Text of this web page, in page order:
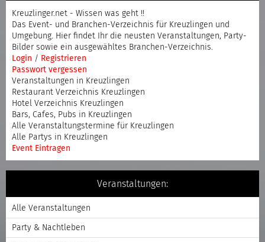
Kreuzlinger.net - Wissen was geht !!
Das Event- und Branchen-Verzeichnis für Kreuzlingen und
Umgebung. Hier findet Ihr die neusten Veranstaltungen, Party-
Bilder sowie ein ausgewähltes Branchen-Verzeichnis.
Login / Registrieren
Passwort vergessen
Veranstaltungen in Kreuzlingen
Restaurant Verzeichnis Kreuzlingen
Hotel Verzeichnis Kreuzlingen
Bars, Cafes, Pubs in Kreuzlingen
Alle Veranstaltungstermine für Kreuzlingen
Alle Partys in Kreuzlingen
Event Eintragen
Veranstaltungen:
Alle Veranstaltungen
Party & Nachtleben